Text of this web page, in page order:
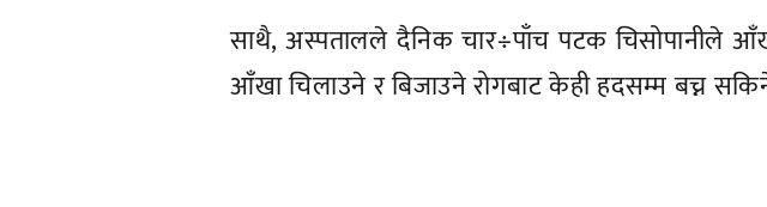
साथै, अस्पतालले दैनिक चार÷पाँच पटक चिसोपानीले
आँखा चिलाउने र बिजाउने रोगबाट केही हदसम्म बच्न